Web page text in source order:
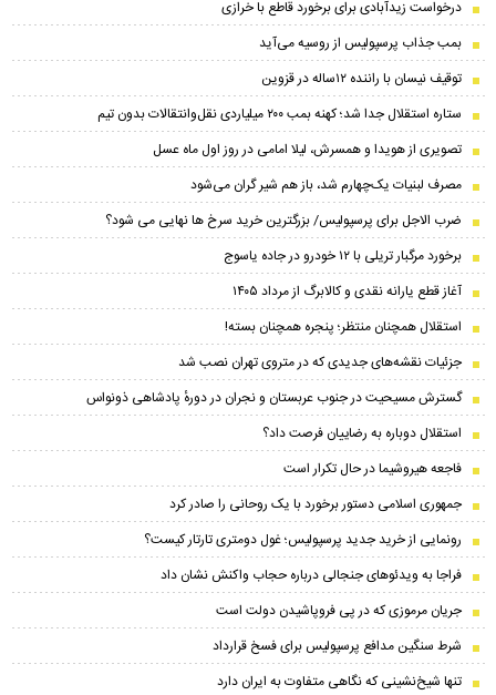
درخواست زیدآبادی برای برخورد قاطع با خرازی
بمب جذاب پرسپولیس از روسیه می‌آید
توقیف نیسان با راننده ۱۲ساله در قزوین
ستاره استقلال جدا شد؛ کهنه بمب ۲۰۰ میلیاردی نقل‌وانتقالات بدون تیم
تصویری از هویدا و همسرش، لیلا امامی در روز اول ماه عسل
مصرف لبنیات یک‌چهارم شد، باز هم شیر گران می‌شود
ضرب الاجل برای پرسپولیس/ بزرگترین خرید سرخ ها نهایی می شود؟
برخورد مرگبار تریلی با ۱۲ خودرو در جاده یاسوج
آغاز قطع یارانه نقدی و کالابرگ از مرداد ۱۴۰۵
استقلال همچنان منتظر؛ پنجره همچنان بسته!
جزئیات نقشه‌های جدیدی که در متروی تهران نصب شد
گسترش مسیحیت در جنوب عربستان و نجران در دورهٔ پادشاهی ذونواس
استقلال دوباره به رضاییان فرصت داد؟
فاجعه هیروشیما در حال تکرار است
جمهوری اسلامی دستور برخورد با یک روحانی را صادر کرد
رونمایی از خرید جدید پرسپولیس؛ غول دومتری تارتار کیست؟
فراجا به ویدئوهای جنجالی درباره حجاب واکنش نشان داد
جریان مرموزی که در پی فروپاشیدن دولت است
شرط سنگین مدافع پرسپولیس برای فسخ قرارداد
تنها شیخ‌نشینی که نگاهی متفاوت به ایران دارد